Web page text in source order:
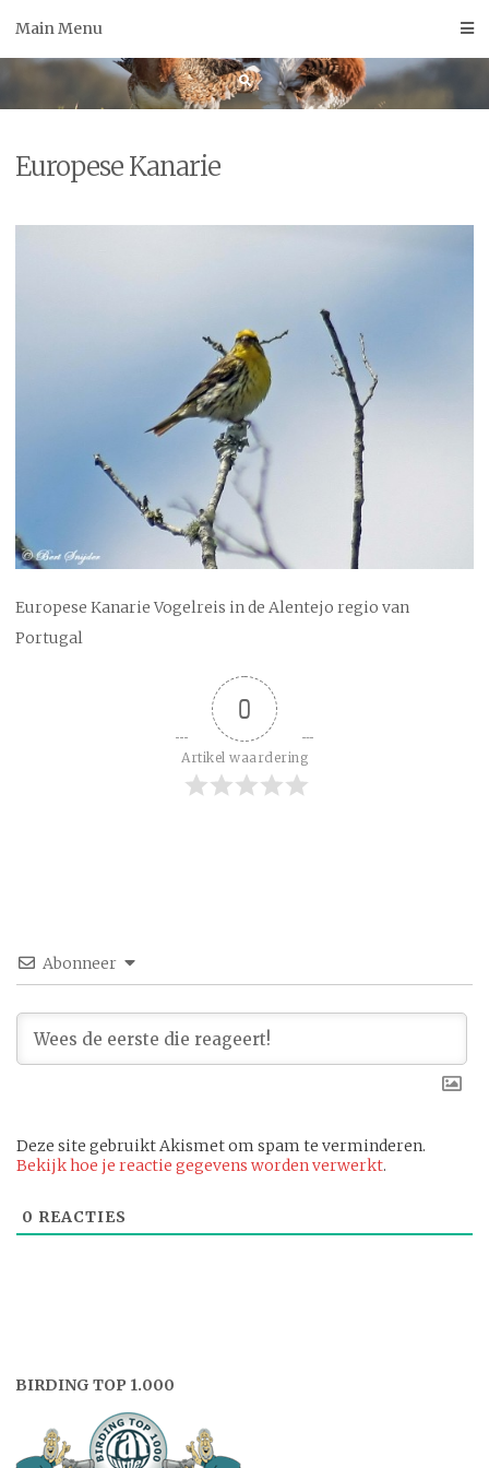
Main Menu
Europese Kanarie
Europese Kanarie Vogelreis in de Alentejo regio van
Portugal
0
Artikel waardering
Abonneer
Deze site gebruikt Akismet om spam te verminderen.
Bekijk hoe je reactie gegevens worden verwerkt.
0 REACTIES
BIRDING TOP 1.000